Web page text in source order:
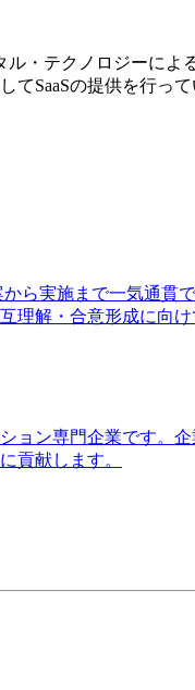
・テクノロジーに
てSaaSの提供を行
ら実施まで一気通
理解・合意形成に向
ョン専門企業です。
貢献します。